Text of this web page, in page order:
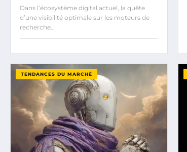
Dans l’écosystème digital actuel, la quête
d’une visibilité optimale sur les moteurs de
recherche…
TENDANCES DU MARCHÉ